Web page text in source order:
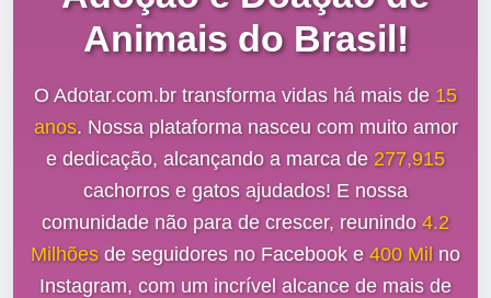
Animais do Brasil!
O Adotar.com.br transforma vidas há mais de 15
anos. Nossa plataforma nasceu com muito amor
e dedicação, alcançando a marca de 277,915
cachorros e gatos ajudados! E nossa
comunidade não para de crescer, reunindo 4.2
Milhõesde seguidores no Facebook e 400 Mil no
Instagram, com um incrível alcance de mais de